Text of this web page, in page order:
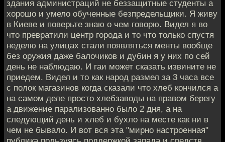
здания администраций не беззащитные студенты а
хорошо и умело обученные безпредельщики. Я живу
в Киеве и поверьте знаю о чем говорю. Видел я во
что превратили центр города и то что только спустя
неделю на улицах стали появляться менты вообще
без оружия даже балочиков и дубин я у них по сей
день не наблюдаю. И гаи может сказать извините не
приедем. Видел и то как народ размел за 3 часа все
с полок магазинов когда сказали что хлеб кончился а
на самом деле просто хлебзаводы на правом берегу
а движение парализованно было 2 дня, а на
следующий день и хлеб и бухло на месте как ни в
чем не бывало. И вот вся эта "мирно настроенная"